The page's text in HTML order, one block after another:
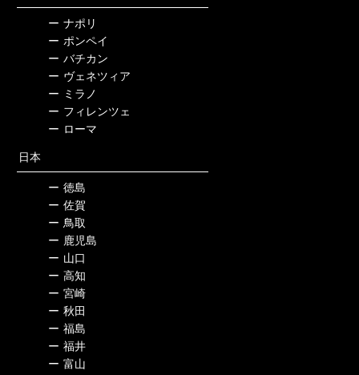
ー ナポリ
ー ポンペイ
ー バチカン
ー ヴェネツィア
ー ミラノ
ー フィレンツェ
ー ローマ
日本
ー 徳島
ー 佐賀
ー 鳥取
ー 鹿児島
ー 山口
ー 高知
ー 宮崎
ー 秋田
ー 福島
ー 福井
ー 富山